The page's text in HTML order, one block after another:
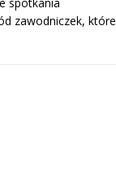
zawodniczek, które